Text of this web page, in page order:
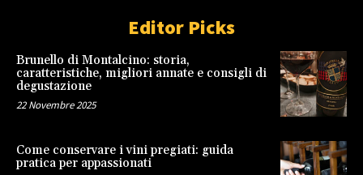
Editor Picks
Brunello di Montalcino: storia,
caratteristiche, migliori annate e consigli di
degustazione
22 Novembre 2025
Come conservare i vini pregiati: guida
pratica per appassionati